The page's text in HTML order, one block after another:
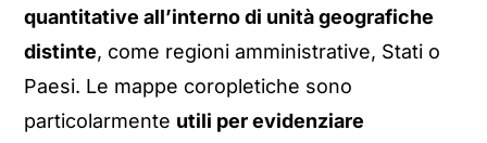
quantitative all’interno di unità geografiche
distinte, come regioni amministrative, Stati o
Paesi. Le mappe coropletiche sono
particolarmente utili per evidenziare